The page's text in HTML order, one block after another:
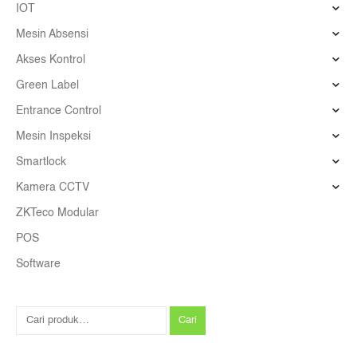
IOT
Mesin Absensi
Akses Kontrol
Green Label
Entrance Control
Mesin Inspeksi
Smartlock
Kamera CCTV
ZKTeco Modular
POS
Software
Cari